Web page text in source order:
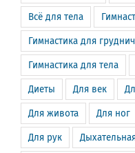
Всё для тела
Гимнастика для
Гимнастика для тела
Диеты Для век
Для живота Для ног
Для рук